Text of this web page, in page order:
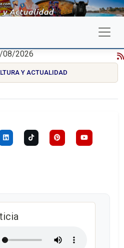
08/2026
Y ACTUALIDAD